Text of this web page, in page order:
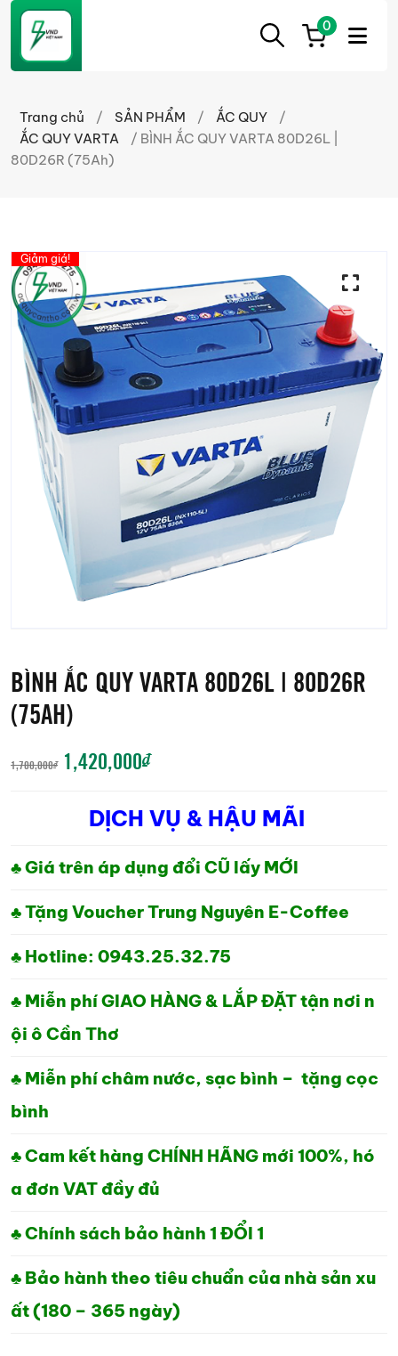
ẮC
CẦN
THƠ
Ắc
Cần
Thơ
tốt
0
Trang chủ / SẢN PHẨM / ẮC QUY
/
ẮC QUY VARTA
/ BÌNH ẮC QUY VARTA 80D26L |
80D26R (75Ah)
Giảm giá!
BÌNH ẮC QUY VARTA 80D26L | 80D26R
(75AH)
1,700,000₫ GIÁ
1,700,000₫.
1,420,000₫GIÁ
TẠI
LÀ:
1,420,000₫.
DỊCH VỤ & HẬU MÃI
♣ Giá trên áp dụng đổi CŨ lấy MỚI
♣ Tặng Voucher Trung Nguyên E-Coffee
♣ Hotline: 0943.25.32.75
♣ Miễn phí GIAO HÀNG & LẮP ĐẶT tận nơi n
ội ô Cần Thơ
♣ Miễn phí châm nước, sạc bình – tặng cọc
bình
♣ Cam kết hàng CHÍNH HÃNG mới 100%, hó
a đơn VAT đầy đủ
♣ Chính sách bảo hành 1 ĐỔI 1
♣ Bảo hành theo tiêu chuẩn của nhà sản xu
ất (180 – 365 ngày)